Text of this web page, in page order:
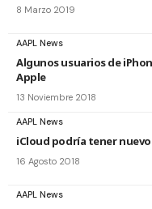
8 Marzo 2019
AAPL News
Algunos usuarios de
Apple
13 Noviembre 2018
AAPL News
iCloud podría tener
16 Agosto 2018
AAPL News